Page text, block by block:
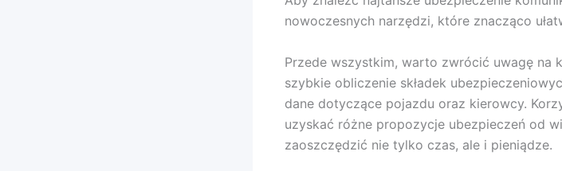
nowoczesnych narzędzi, które znacząco
Przede wszystkim, warto zwrócić uwagę na
szybkie obliczenie składek
dane dotyczące pojazdu oraz kierowcy.
uzyskać różne propozycje ubezpieczeń od
zaoszczędzić nie tylko czas, ale i pieniądze.